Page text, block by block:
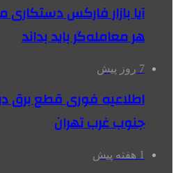
آیا بازار فارکس
هر معامله‌گر باید بداند
7 روز پیش
اطلاعیه فوری قطع برق
جنوب غرب تهران
1 هفته پیش